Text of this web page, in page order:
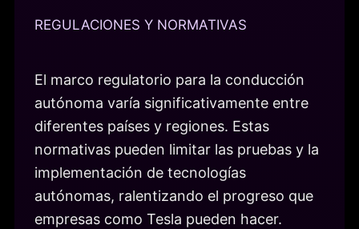
REGULACIONES Y NORMATIVAS
El marco regulatorio para la conducción
autónoma varía significativamente entre
diferentes países y regiones. Estas
normativas pueden limitar las pruebas y la
implementación de tecnologías
autónomas, ralentizando el progreso que
empresas como Tesla pueden hacer.